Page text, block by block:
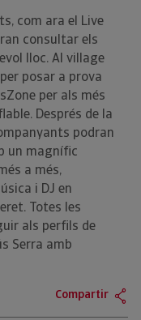
com ara el Live
consultar els
lloc. Al village
posar a prova
per als més
Després de la
podran
un magnífic
a més,
i DJ en
Totes les
als perfils de
Serra amb
Compartir